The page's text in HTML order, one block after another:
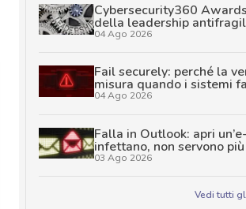
Cybersecurity360
della leadership
04 Ago 2026
Fail securely: perché la
misura quando i sistemi
04 Ago 2026
Falla in Outlook: apri
infettano, non servono
03 Ago 2026
Vedi tutti